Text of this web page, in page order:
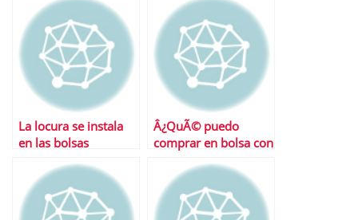
inquilinos a la bolsa
La locura se instala
en las bolsas
Â¿QuÃ© puedo
comprar en bolsa con